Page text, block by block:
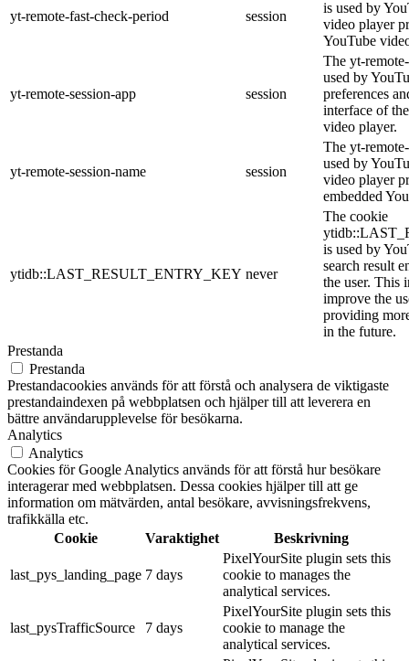
yt-remote-fast-check-period session
is used by
video player
YouTube
yt-remote-session-app session
The yt-
used by
preferences
interface of
video player.
yt-remote-session-name session
The yt-
used by
video player
embedded
ytidb::LAST_RESULT_ENTRY_KEY never
The cookie
is used by
search result
the user. This
improve the
providing
in the future.
Prestanda
Prestanda
Prestandacookies används för att förstå och analysera de viktigaste
prestandaindexen på webbplatsen och hjälper till att leverera en
bättre användarupplevelse för besökarna.
Analytics
Analytics
Cookies för Google Analytics används för att förstå hur besökare
interagerar med webbplatsen. Dessa cookies hjälper till att ge
information om mätvärden, antal besökare, avvisningsfrekvens,
trafikkälla etc.
Cookie
Varaktighet Beskrivning
last_pys_landing_page 7 days
PixelYourSite plugin sets this
cookie to manages the
analytical services.
last_pysTrafficSource 7 days
PixelYourSite plugin sets this
cookie to manage the
analytical services.